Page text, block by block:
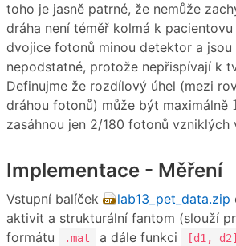
toho je jasně patrné, že nemůže
dráha není téměř kolmá k
dvojice fotonů minou detektor a jsou
nepodstatné, protože nepřispívají k
Definujme že rozdílový úhel (mezi
dráhou fotonů) může být maximálně 1
zasáhnou jen 2/180 fotonů vzniklých
Implementace - Měření
Vstupní balíček lab13_pet_data.zip
aktivit a strukturální fantom (slouží
formátu
.mat a dále funkci
[d1,